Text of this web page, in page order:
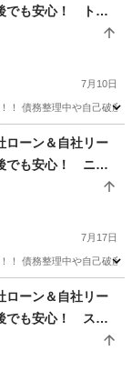
でも安心！ トヨ
7月10日
！ 債務整理中や自己破
ローン＆自社リー
でも安心！ ニッ
7月17日
！ 債務整理中や自己破
ローン＆自社リー
でも安心！ スズ
年式